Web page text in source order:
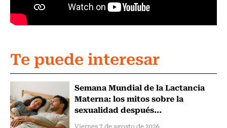
Te puede interesar
Semana Mundial de la Lactancia
Materna: los mitos sobre la
sexualidad después...
Viernes 7 de agosto de 2026